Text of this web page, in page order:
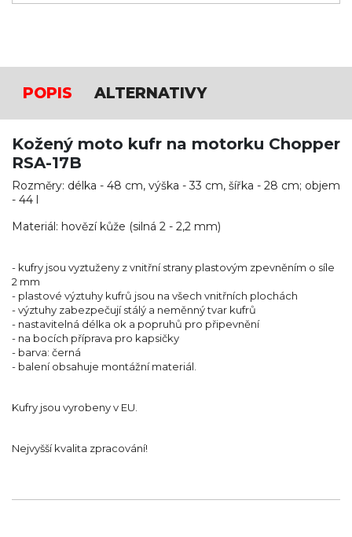
POPIS ALTERNATIVY
Kožený moto kufr na motorku Chopper
RSA-17B
Rozměry: délka - 48 cm, výška - 33 cm, šířka - 28 cm; objem
- 44 l
Materiál: hovězí kůže (silná 2 - 2,2 mm)
- kufry jsou vyztuženy z vnitřní strany plastovým zpevněním o síle
2 mm
- plastové výztuhy kufrů jsou na všech vnitřních plochách
- výztuhy zabezpečují stálý a neměnný tvar kufrů
- nastavitelná délka ok a popruhů pro připevnění
- na bocích příprava pro kapsičky
- barva: černá
- balení obsahuje montážní materiál.
Kufry jsou vyrobeny v EU.
Nejvyšší kvalita zpracování!